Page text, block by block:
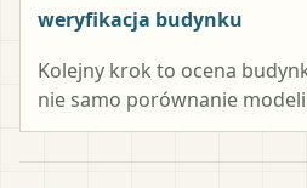
weryfikacja budynku
Kolejny krok to ocena
nie samo porównanie